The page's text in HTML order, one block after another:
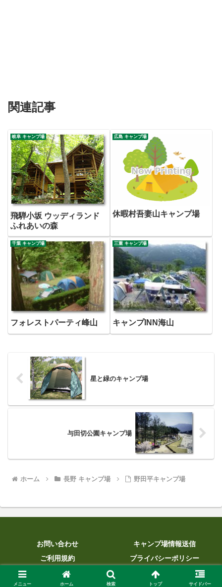
関連記事
岐阜 キャンプ場
飛騨小坂 ウッディランド
ふれあいの森
広島 キャンプ場
休暇村吾妻山キャンプ場
千葉 キャンプ場
フォレストパーティ峰山
三重 キャンプ場
キャンプINN海山
星と緑のキャンプ場
与田切公園キャンプ場
ホーム 長野 キャンプ場 野田平キャンプ場
お問い合わせ
キャンプ場情報送信
ご利用規約
プライバシーポリシー
© 2013 WEBキャンプ場ガイドブックCAMPWEB.
メニュー ホーム 検索 トップ サイドバー